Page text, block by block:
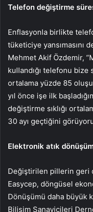
Telefon değiştirme
Enflasyonla birlikte
tüketiciye yansımasını
Mehmet Akif Özdemir,
kullandığı telefonu bize
ortalama yüzde 85
yıl önce işe ilk
değiştirme sıklığı
30 ayı geçtiğini
Elektronik atık
Değiştirilen pillerin geri
Easycep, döngüsel
Dönüşümü daha büyük
Bilişim Sanayicileri